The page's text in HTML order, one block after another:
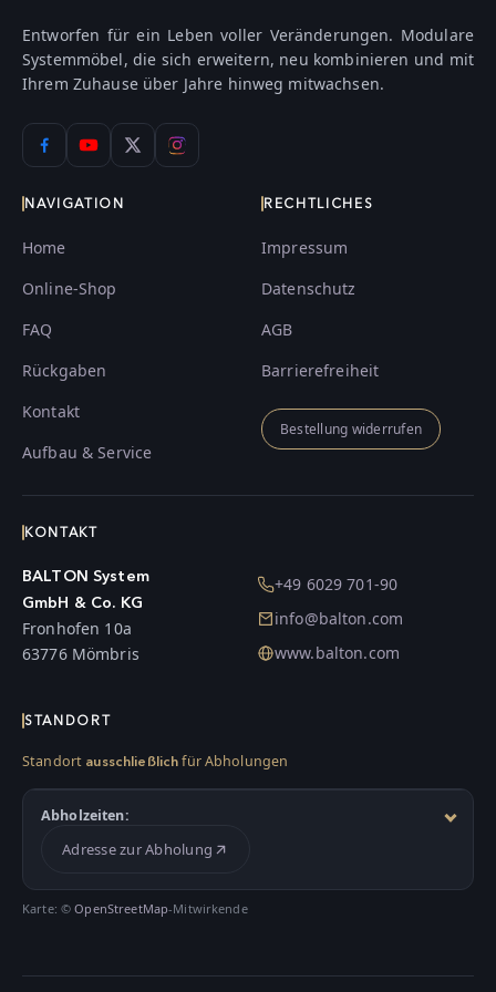
Entworfen für ein Leben voller Veränderungen. Modulare
Systemmöbel, die sich erweitern, neu kombinieren und mit
Ihrem Zuhause über Jahre hinweg mitwachsen.
NAVIGATION
Home
Online-Shop
FAQ
Rückgaben
Kontakt
Aufbau & Service
RECHTLICHES
Impressum
Datenschutz
AGB
Barrierefreiheit
Bestellung widerrufen
KONTAKT
BALTON System
GmbH & Co. KG
Fronhofen 10a
63776 Mömbris
+49 6029 701-90
info@balton.com
www.balton.com
STANDORT
Standort ausschließlich für Abholungen
Abholzeiten:
Adresse zur Abholung
Karte: ©OpenStreetMap-Mitwirkende